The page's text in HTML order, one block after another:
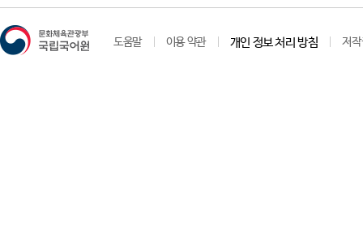
도움말 이용 약관 개인 정보 처리 방침 저